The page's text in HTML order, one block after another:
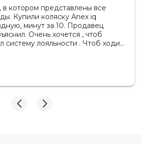
ножки для
котором представлены все
Купили коляску Anex iq
минут за 10. Продавец
, чтоб
систему лояльности . Чтоб ходить